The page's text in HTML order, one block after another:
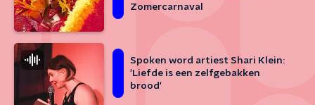
Zomercarnaval
Spoken word artiest Shari Klein:
'Liefde is een zelfgebakken
brood'